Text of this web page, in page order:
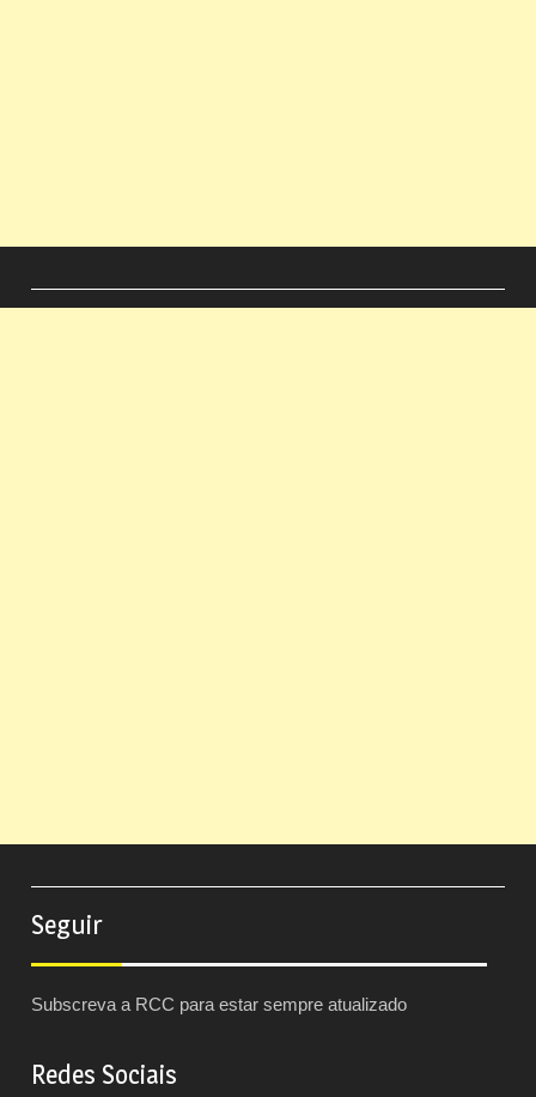
Seguir
Subscreva a RCC para estar sempre atualizado
Redes Sociais